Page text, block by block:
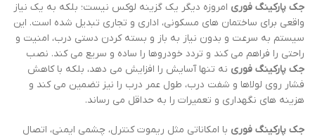
جک پارکینگ فوری امروزه دیگر یک گزینه لوکس نیست؛ بلکه به یک نیاز
واقعی برای ساختمان های مسکونی، اداری و تجاری تبدیل شده است. این
سیستم به سرعت و بدون نیاز به باز و بسته کردن دستی درب، امنیت و
راحتی را فراهم می کند و تردد خودروها را ساده و سریع می کند. نصب
جک پارکینگ فوری نه تنها آسایش را افزایش می دهد، بلکه با کاهش
فشار روی لولاها و شفت درب، طول عمر درب را نیز تضمین می کند و
هزینه های نگهداری و تعمیرات را به حداقل می رساند.
جک پارکینگ فوری با امکاناتی مثل ریموت کنترل، چشمی ایمنی، اتصال